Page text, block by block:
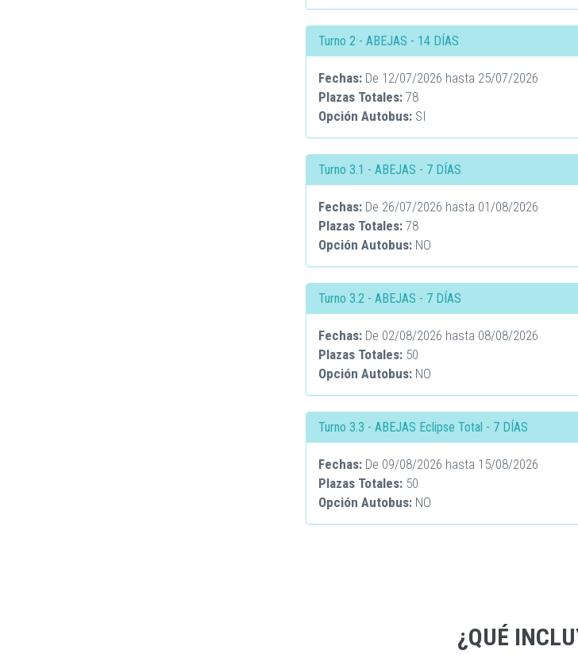
Turno 2 - ABEJAS - 14 DÍAS
Fechas: De 12/07/2026 hasta 25/07/2026
Plazas Totales: 78
Opción Autobus: SI
Turno 3.1 - ABEJAS - 7 DÍAS
Fechas: De 26/07/2026 hasta 01/08/2026
Plazas Totales: 78
Opción Autobus: NO
Turno 3.2 - ABEJAS - 7 DÍAS
Fechas: De 02/08/2026 hasta 08/08/2026
Plazas Totales: 50
Opción Autobus: NO
Turno 3.3 - ABEJAS Eclipse Total - 7 DÍAS
Fechas: De 09/08/2026 hasta 15/08/2026
Plazas Totales: 50
Opción Autobus: NO
¿QUÉ